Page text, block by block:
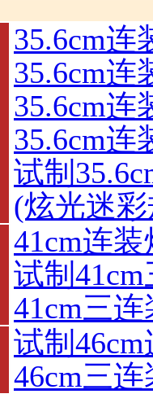
35.6cm连
35.6cm连
35.6cm连
35.6cm连
试制
(炫光迷
41cm连装
试制
41cm三
试制
46cm三